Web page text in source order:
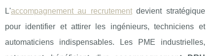
L'accompagnement au recrutementdevient stratégique
pour identifier et attirer les ingénieurs, techniciens et
automaticiens indispensables. Les PME industrielles,